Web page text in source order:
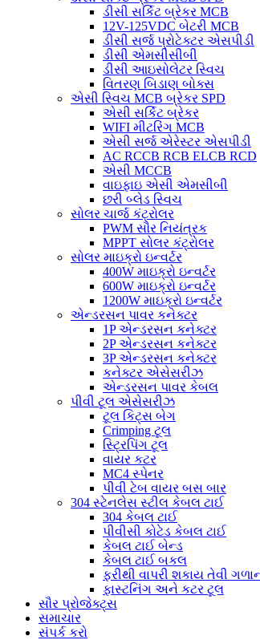
ડીસી સર્કિટ બ્રેકર MCB
12V-125VDC બેટરી MCB
ડીસી સર્જ પ્રોટેક્ટર એસપીડી
ડીસી એમસીસીબી
ડીસી આઇસોલેટર સ્વિચ
વિતરણ બિડાણ બોક્સ
એસી સ્વિચ MCB બ્રેકર SPD
એસી સર્કિટ બ્રેકર
WIFI મીટરિંગ MCB
એસી સર્જ એરેસ્ટર એસપીડી
AC RCCB RCB ELCB RCD
એસી MCCB
વાઇફાઇ એસી એમસીબી
છરી બ્લેડ સ્વિચ
સોલર ચાર્જ કંટ્રોલર
PWM સૌર નિયંત્રક
MPPT સોલર કંટ્રોલર
સોલર માઇક્રો ઇન્વર્ટર
400W માઇક્રો ઇન્વર્ટર
600W માઇક્રો ઇન્વર્ટર
1200W માઇક્રો ઇન્વર્ટર
એન્ડરસન પાવર કનેક્ટર
1P એન્ડરસન કનેક્ટર
2P એન્ડરસન કનેક્ટર
3P એન્ડરસન કનેક્ટર
કનેક્ટર એસેસરીઝ
એન્ડરસન પાવર કેબલ
પીવી ટૂલ એસેસરીઝ
ટૂલ કિટ્સ બેગ
Crimping ટૂલ
સ્ટ્રિપિંગ ટૂલ
વાયર કટર
MC4 સ્પેનર
પીવી ટેબ વાયર બસ બાર
304 સ્ટેનલેસ સ્ટીલ કેબલ ટાઈ
304 કેબલ ટાઈ
પીવીસી કોટેડ કેબલ ટાઈ
કેબલ ટાઈ બેન્ડ
કેબલ ટાઈ બકલ
ફરીથી વાપરી શકાય તેવી
ફાસ્ટનિંગ અને કટર ટૂલ
સૌર પ્રોજેક્ટ્સ
સમાચાર
સંપર્ક કરો